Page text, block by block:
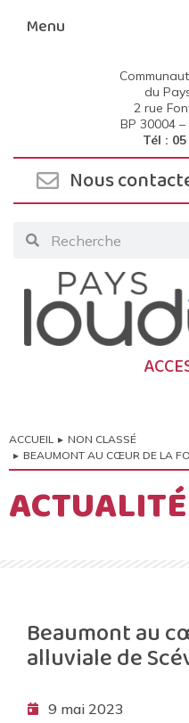
Menu
du
2 rue
BP 30004 –
Tél :
Nous
Vous êtes ici :
ACCUEIL
NON CLASSÉ
BEAUMONT AU CŒUR DE LA
Beaumont au
alluviale de
9 mai 2023